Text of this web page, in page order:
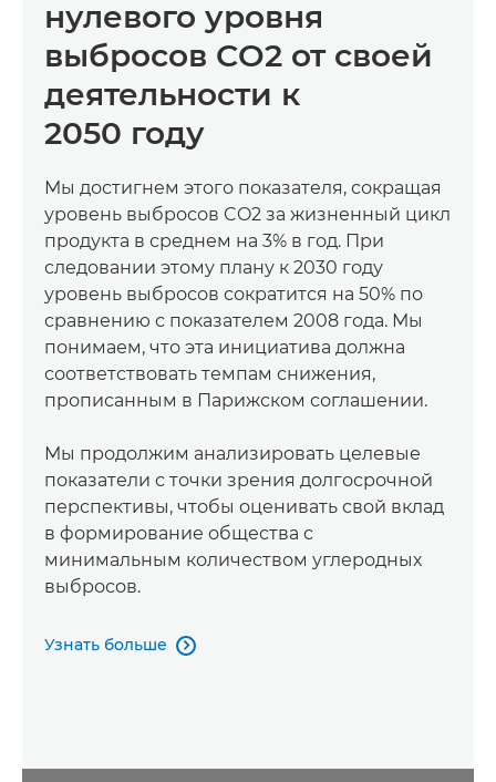
нулевого уровня
выбросов CO2 от своей
деятельности к
2050 году
Мы достигнем этого показателя, сокращая
уровень выбросов CO2 за жизненный цикл
продукта в среднем на 3% в год. При
следовании этому плану к 2030 году
уровень выбросов сократится на 50% по
сравнению с показателем 2008 года. Мы
понимаем, что эта инициатива должна
соответствовать темпам снижения,
прописанным в Парижском соглашении.
Мы продолжим анализировать целевые
показатели с точки зрения долгосрочной
перспективы, чтобы оценивать свой вклад
в формирование общества с
минимальным количеством углеродных
выбросов.
Узнать больше 